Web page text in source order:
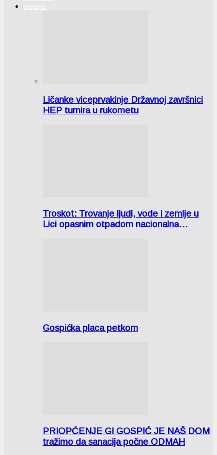
Gospić
Ličanke viceprvakinje Državnoj završnici
HEP turnira u rukometu
Troskot: Trovanje ljudi, vode i zemlje u
Lici opasnim otpadom nacionalna…
Gospićka placa petkom
PRIOPĆENJE GI GOSPIĆ JE NAŠ DOM
tražimo da sanacija počne ODMAH